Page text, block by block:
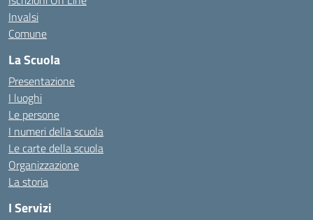
Invalsi
Comune
La Scuola
Presentazione
I luoghi
Le persone
I numeri della scuola
Le carte della scuola
Organizzazione
La storia
I Servizi